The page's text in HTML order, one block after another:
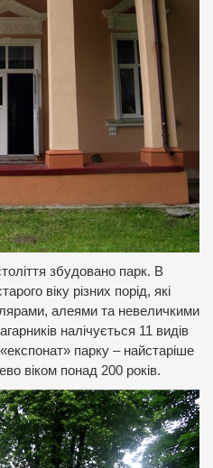
збудовано парк. В
віку різних порід, які
алеями та невеличкими
налічується 11 видів
парку – найстаріше
віком понад 200 років.